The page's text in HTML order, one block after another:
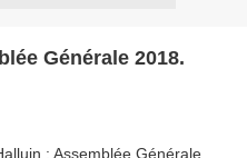
Générale 2018.